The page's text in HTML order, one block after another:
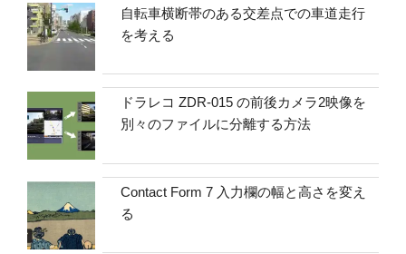
自転車横断帯のある交差点での車道走行
を考える
ドラレコ ZDR-015 の前後カメラ2映像を
別々のファイルに分離する方法
Contact Form 7 入力欄の幅と高さを変え
る